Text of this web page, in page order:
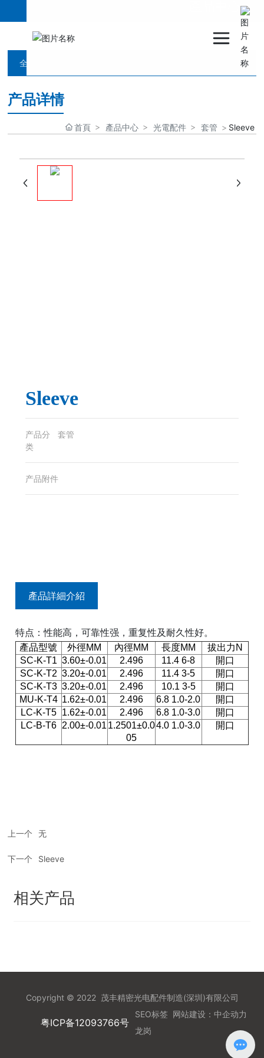
全部分類
产品详情
首頁 產品中心 光電配件 套管 Sleeve
Sleeve
产品分
类
套管
产品附件
產品詳細介紹
特点：性能高，可靠性强，重复性及耐久性好。
產品型號
外徑MM 內徑MM 長度MM
拔出力N
SC-K-T1 3.60±-0.01 2.496 11.4 6-8
開口
SC-K-T2 3.20±-0.01 2.496 11.4 3-5
開口
SC-K-T3 3.20±-0.01 2.496 10.1 3-5
開口
MU-K-T4 1.62±-0.01 2.496 6.8 1.0-2.0
開口
LC-K-T5 1.62±-0.01 2.496 6.8 1.0-3.0
開口
LC-B-T6 2.00±-0.01 1.2501±0.0
05
4.0 1.0-3.0 開口
上一个 无
下一个 Sleeve
相关产品
Copyright © 2022 茂丰精密光电配件制造(深圳)有限公司
粤ICP备12093766号
SEO标签 网站建设： 中企动力
龙岗